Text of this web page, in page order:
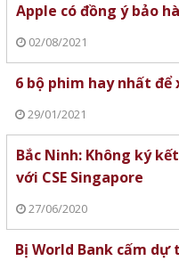
Apple có đồng ý bảo
02/08/2021
6 bộ phim hay nhất để
29/01/2021
Bắc Ninh: Không ký
với CSE Singapore
27/06/2020
Bị World Bank cấm dự